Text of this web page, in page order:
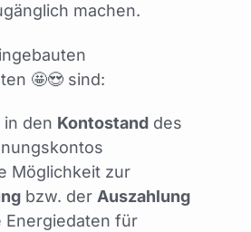
machen.
🤩😍 sind:
in den Kontostand des
Möglichkeit zur
bzw. der Auszahlung
Energiedaten für